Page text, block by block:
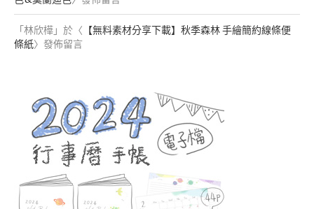
「林欣樺 」於〈 【無料素材分享下載】秋季森林 手繪簡約線條便
條紙〉發佈留言